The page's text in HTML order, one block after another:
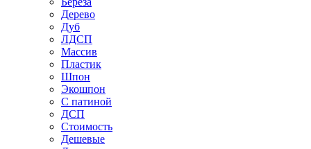
Дерево
Дуб
ЛДСП
Массив
Пластик
Шпон
Экошпон
С патиной
ДСП
Стоимость
Дешевые